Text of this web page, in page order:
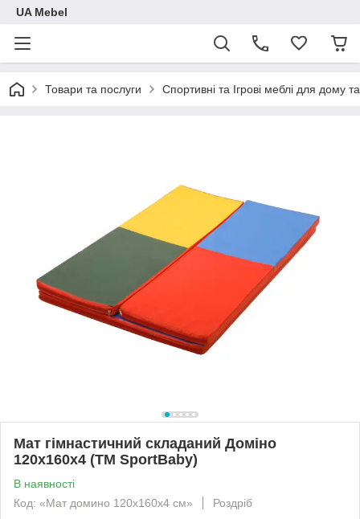
UA Mebel
Товари та послуги Спортивні та Ігрові меблі для дому
Мат гімнастичний складаний Доміно
120х160х4 (ТМ SportBaby)
В наявності
Код: «Мат домино 120х160x4 см»
Роздріб